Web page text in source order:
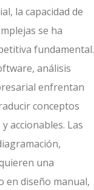
la capacidad de
se ha
fundamental.
análisis
enfrentan
conceptos
accionables. Las
una
en diseño manual,